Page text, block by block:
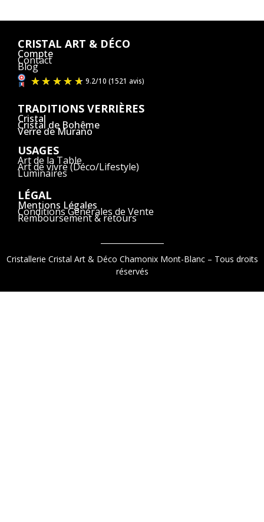
CRISTAL ART & DÉCO
Compte
Contact
Blog
TRADITIONS VERRIÈRES
Cristal
Cristal de Bohême
Verre de Murano
USAGES
Art de la Table
Art de vivre (Déco/Lifestyle)
Luminaires
LÉGAL
Mentions Légales
Conditions Générales de Vente
Remboursement & retours
Cristallerie Cristal Art & Déco Chamonix Mont-Blanc – Tous droits
réservés